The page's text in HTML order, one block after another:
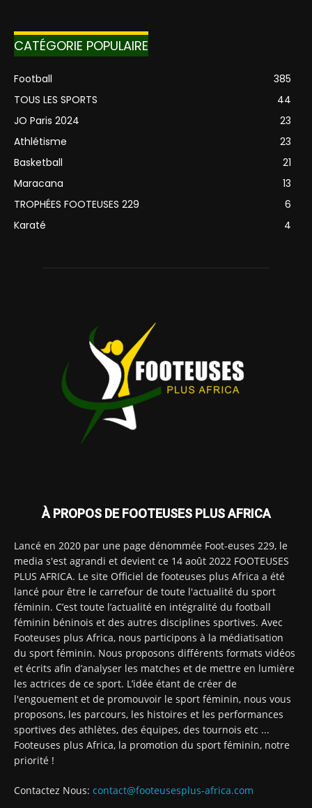
CATÉGORIE POPULAIRE
Football
385
TOUS LES SPORTS
44
JO Paris 2024
23
Athlétisme
23
Basketball
21
Maracana
13
TROPHÉES FOOTEUSES 229
6
Karaté
4
À PROPOS DE FOOTEUSES PLUS AFRICA
Lancé en 2020 par une page dénommée Foot-euses 229, le
media s'est agrandi et devient ce 14 août 2022 FOOTEUSES
PLUS AFRICA. Le site Officiel de footeuses plus Africa a été
lancé pour être le carrefour de toute l'actualité du sport
féminin. C’est toute l’actualité en intégralité du football
féminin béninois et des autres disciplines sportives. Avec
Footeuses plus Africa, nous participons à la médiatisation
du sport féminin. Nous proposons différents formats vidéos
et écrits afin d’analyser les matches et de mettre en lumière
les actrices de ce sport. L’idée étant de créer de
l'engouement et de promouvoir le sport féminin, nous vous
proposons, les parcours, les histoires et les performances
sportives des athlètes, des équipes, des tournois etc ...
Footeuses plus Africa, la promotion du sport féminin, notre
priorité !
Contactez Nous: contact@footeusesplus-africa.com